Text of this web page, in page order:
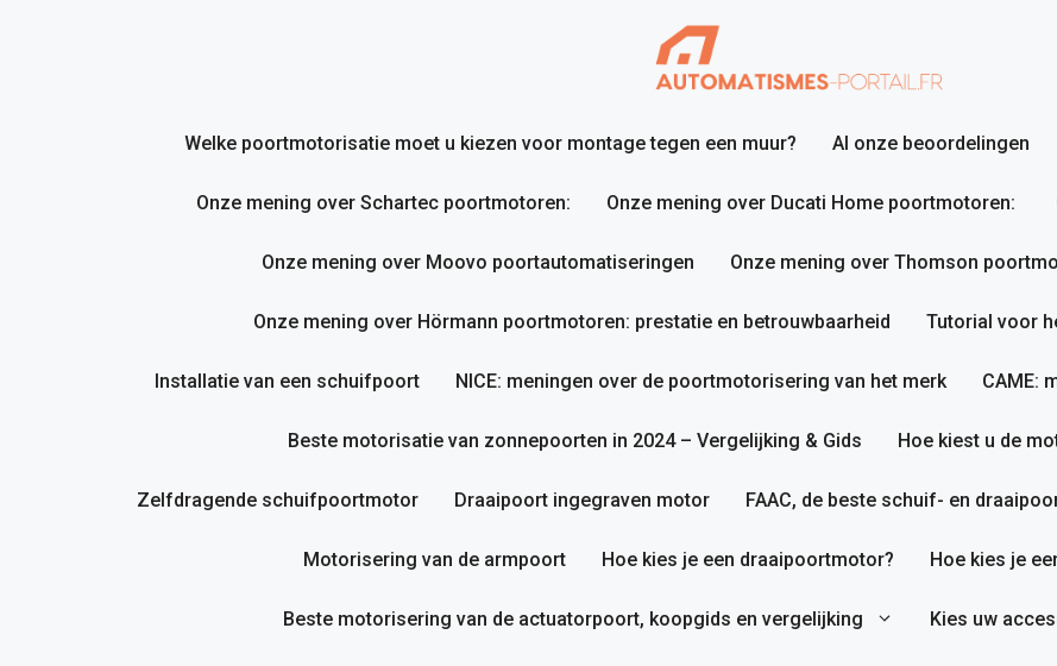
Welke poortmotorisatie moet u kiezen voor montage tegen een muur? Al onze beoordelingen
Onze mening over Schartec poortmotoren: Onze mening over Ducati Home poortmotoren:
Onze mening over Moovo poortautomatiseringen Onze mening over Thomson
Onze mening over Hörmann poortmotoren: prestatie en betrouwbaarheid Tutorial voor
Installatie van een schuifpoort NICE: meningen over de poortmotorisering van het merk CAME:
Beste motorisatie van zonnepoorten in 2024 – Vergelijking & Gids Hoe kiest u de
Zelfdragende schuifpoortmotor Draaipoort ingegraven motor FAAC, de beste schuif- en
Motorisering van de armpoort Hoe kies je een draaipoortmotor? Hoe kies je
Beste motorisering van de actuatorpoort, koopgids en vergelijking Kies uw